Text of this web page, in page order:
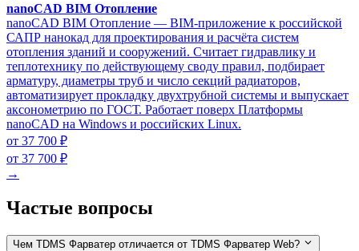
nanoCAD BIM Отопление
nanoCAD BIM Отопление — BIM-приложение к российской
САПР нанокад для проектирования и расчёта систем
отопления зданий и сооружений. Считает гидравлику и
теплотехнику по действующему своду правил, подбирает
арматуру, диаметры труб и число секций радиаторов,
автоматизирует прокладку двухтрубной системы и выпускает
аксонометрию по ГОСТ. Работает поверх Платформы
nanoCAD на Windows и российских Linux.
от 37 700 ₽
от 37 700 ₽
→
Частые вопросы
Чем TDMS Фарватер отличается от TDMS Фарватер Web?